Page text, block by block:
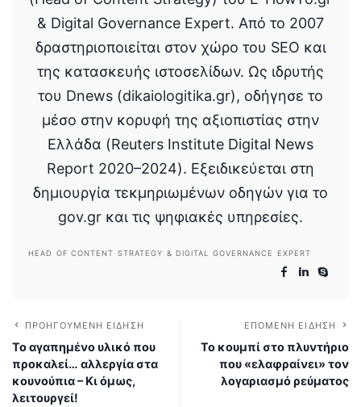
& Digital Governance Expert. Από το 2007
δραστηριοποιείται στον χώρο του SEO και
της κατασκευής ιστοσελίδων. Ως ιδρυτής
του Dnews (dikaiologitika.gr), οδήγησε το
μέσο στην κορυφή της αξιοπιστίας στην
Ελλάδα (Reuters Institute Digital News
Report 2020–2024). Εξειδικεύεται στη
δημιουργία τεκμηριωμένων οδηγών για το
gov.gr και τις ψηφιακές υπηρεσίες.
HEAD OF CONTENT STRATEGY & DIGITAL GOVERNANCE EXPERT
ΠΡΟΗΓΟΎΜΕΝΗ ΕΊΔΗΣΗ
Το αγαπημένο υλικό που
προκαλεί… αλλεργία στα
κουνούπια – Κι όμως,
λειτουργεί!
ΕΠΌΜΕΝΗ ΕΊΔΗΣΗ
Το κουμπί στο πλυντήριο
που «ελαφραίνει» τον
λογαριασμό ρεύματος